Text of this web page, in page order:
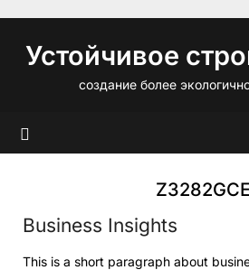
содержимому
Устойчивое
создание более
Z3282GCE
Business Insights
This is a short paragraph about